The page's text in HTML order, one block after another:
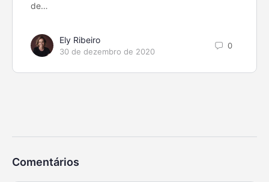
de…
Ely Ribeiro
30 de dezembro de 2020
0
Comentários